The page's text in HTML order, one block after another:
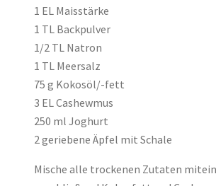
1 EL Maisstärke
1 TL Backpulver
1/2 TL Natron
1 TL Meersalz
75 g Kokosöl/-fett
3 EL Cashewmus
250 ml Joghurt
2 geriebene Äpfel mit Schale
Mische alle trockenen Zutaten